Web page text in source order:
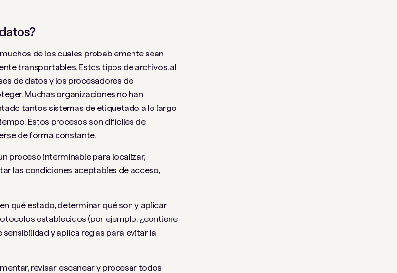
de los cuales probablemente sean
transportables. Estos tipos de archivos, al
de datos y los procesadores de
Muchas organizaciones no han
tantos sistemas de etiquetado a lo largo
Estos procesos son difíciles de
de forma constante.
proceso interminable para localizar,
las condiciones aceptables de acceso,
qué estado, determinar qué son y aplicar
establecidos (por ejemplo, ¿contiene
sensibilidad y aplica reglas para evitar la
revisar, escanear y procesar todos